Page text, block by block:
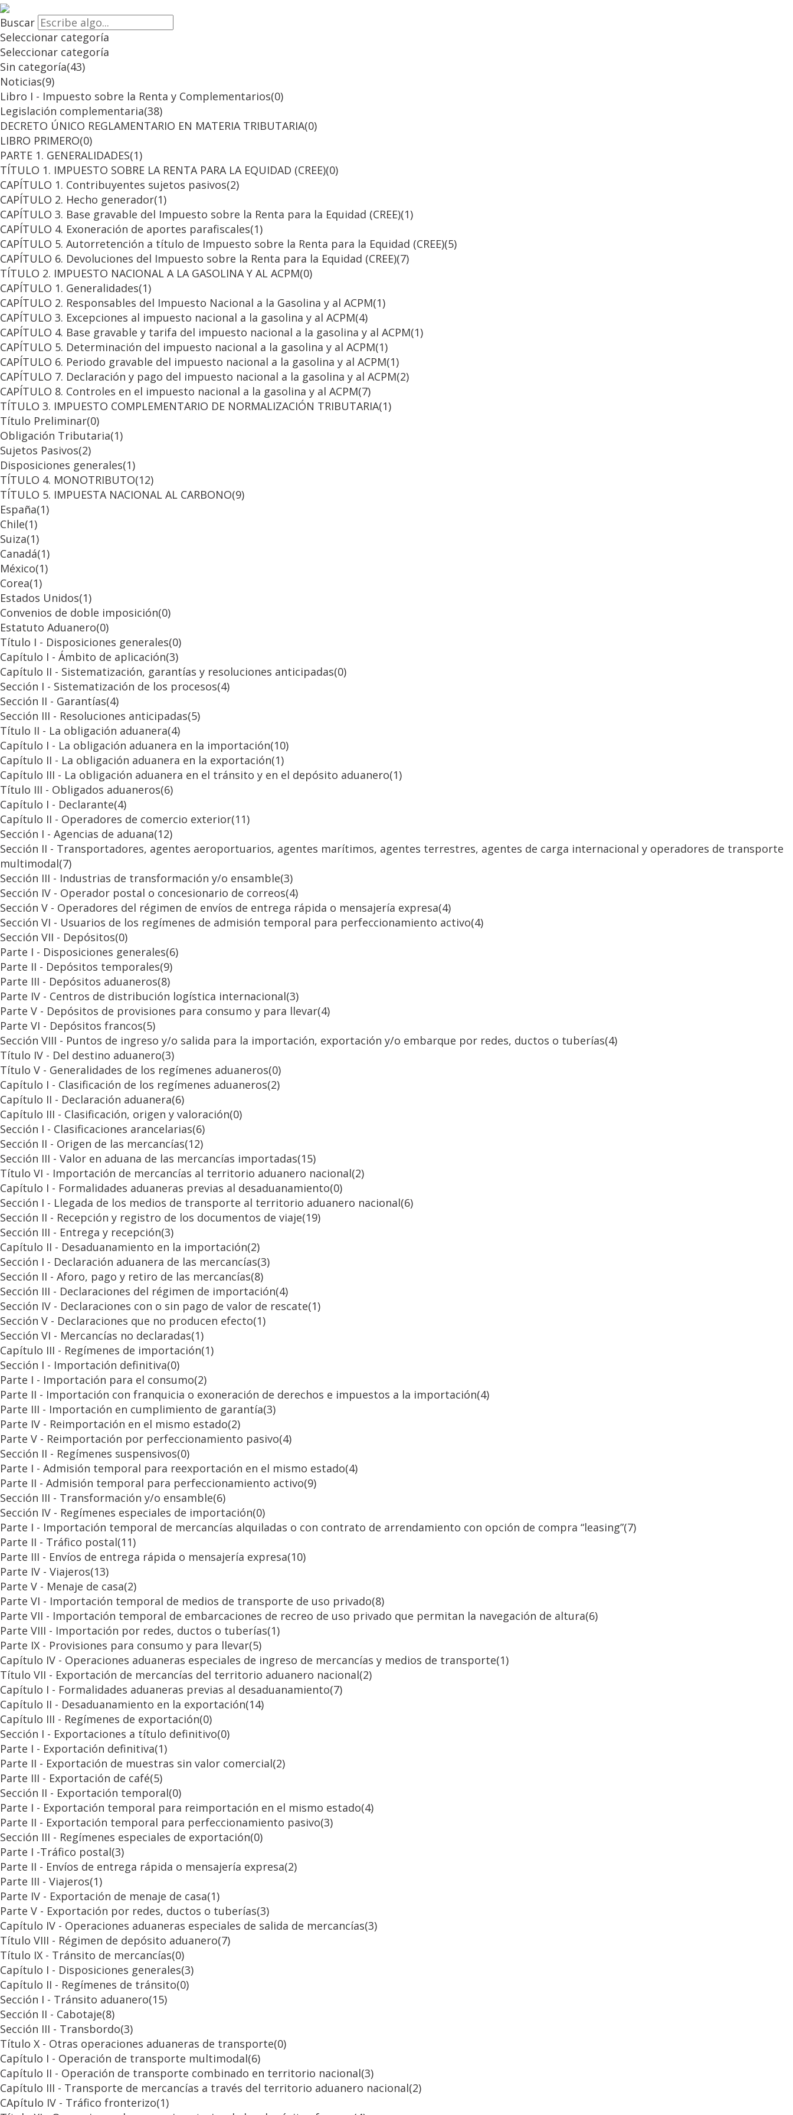
Buscar
Seleccionar categoría
Seleccionar categoría
Sin categoría(43)
Noticias(9)
Libro I - Impuesto sobre la Renta y Complementarios(0)
Legislación complementaria(38)
DECRETO ÚNICO REGLAMENTARIO EN MATERIA TRIBUTARIA(0)
LIBRO PRIMERO(0)
PARTE 1. GENERALIDADES(1)
TÍTULO 1. IMPUESTO SOBRE LA RENTA PARA LA EQUIDAD (CREE)(0)
CAPÍTULO 1. Contribuyentes sujetos pasivos(2)
CAPÍTULO 2. Hecho generador(1)
CAPÍTULO 3. Base gravable del Impuesto sobre la Renta para la Equidad (CREE)(1)
CAPÍTULO 4. Exoneración de aportes parafiscales(1)
CAPÍTULO 5. Autorretención a título de Impuesto sobre la Renta para la Equidad (CREE)(5)
CAPÍTULO 6. Devoluciones del Impuesto sobre la Renta para la Equidad (CREE)(7)
TÍTULO 2. IMPUESTO NACIONAL A LA GASOLINA Y AL ACPM(0)
CAPÍTULO 1. Generalidades(1)
CAPÍTULO 2. Responsables del Impuesto Nacional a la Gasolina y al ACPM(1)
CAPÍTULO 3. Excepciones al impuesto nacional a la gasolina y al ACPM(4)
CAPÍTULO 4. Base gravable y tarifa del impuesto nacional a la gasolina y al ACPM(1)
CAPÍTULO 5. Determinación del impuesto nacional a la gasolina y al ACPM(1)
CAPÍTULO 6. Periodo gravable del impuesto nacional a la gasolina y al ACPM(1)
CAPÍTULO 7. Declaración y pago del impuesto nacional a la gasolina y al ACPM(2)
CAPÍTULO 8. Controles en el impuesto nacional a la gasolina y al ACPM(7)
TÍTULO 3. IMPUESTO COMPLEMENTARIO DE NORMALIZACIÓN TRIBUTARIA(1)
Título Preliminar(0)
Obligación Tributaria(1)
Sujetos Pasivos(2)
Disposiciones generales(1)
TÍTULO 4. MONOTRIBUTO(12)
TÍTULO 5. IMPUESTA NACIONAL AL CARBONO(9)
España(1)
Chile(1)
Suiza(1)
Canadá(1)
México(1)
Corea(1)
Estados Unidos(1)
Convenios de doble imposición(0)
Estatuto Aduanero(0)
Título I - Disposiciones generales(0)
Capítulo I - Ámbito de aplicación(3)
Capítulo II - Sistematización, garantías y resoluciones anticipadas(0)
Sección I - Sistematización de los procesos(4)
Sección II - Garantías(4)
Sección III - Resoluciones anticipadas(5)
Título II - La obligación aduanera(4)
Capítulo I - La obligación aduanera en la importación(10)
Capítulo II - La obligación aduanera en la exportación(1)
Capítulo III - La obligación aduanera en el tránsito y en el depósito aduanero(1)
Título III - Obligados aduaneros(6)
Capítulo I - Declarante(4)
Capítulo II - Operadores de comercio exterior(11)
Sección I - Agencias de aduana(12)
Sección II - Transportadores, agentes aeroportuarios, agentes marítimos, agentes terrestres, agentes de carga internacional y operadores de transporte
multimodal(7)
Sección III - Industrias de transformación y/o ensamble(3)
Sección IV - Operador postal o concesionario de correos(4)
Sección V - Operadores del régimen de envíos de entrega rápida o mensajería expresa(4)
Sección VI - Usuarios de los regímenes de admisión temporal para perfeccionamiento activo(4)
Sección VII - Depósitos(0)
Parte I - Disposiciones generales(6)
Parte II - Depósitos temporales(9)
Parte III - Depósitos aduaneros(8)
Parte IV - Centros de distribución logística internacional(3)
Parte V - Depósitos de provisiones para consumo y para llevar(4)
Parte VI - Depósitos francos(5)
Sección VIII - Puntos de ingreso y/o salida para la importación, exportación y/o embarque por redes, ductos o tuberías(4)
Título IV - Del destino aduanero(3)
Título V - Generalidades de los regímenes aduaneros(0)
Capítulo I - Clasificación de los regímenes aduaneros(2)
Capítulo II - Declaración aduanera(6)
Capítulo III - Clasificación, origen y valoración(0)
Sección I - Clasificaciones arancelarias(6)
Sección II - Origen de las mercancías(12)
Sección III - Valor en aduana de las mercancías importadas(15)
Título VI - Importación de mercancías al territorio aduanero nacional(2)
Capítulo I - Formalidades aduaneras previas al desaduanamiento(0)
Sección I - Llegada de los medios de transporte al territorio aduanero nacional(6)
Sección II - Recepción y registro de los documentos de viaje(19)
Sección III - Entrega y recepción(3)
Capítulo II - Desaduanamiento en la importación(2)
Sección I - Declaración aduanera de las mercancías(3)
Sección II - Aforo, pago y retiro de las mercancías(8)
Sección III - Declaraciones del régimen de importación(4)
Sección IV - Declaraciones con o sin pago de valor de rescate(1)
Sección V - Declaraciones que no producen efecto(1)
Sección VI - Mercancías no declaradas(1)
Capítulo III - Regímenes de importación(1)
Sección I - Importación definitiva(0)
Parte I - Importación para el consumo(2)
Parte II - Importación con franquicia o exoneración de derechos e impuestos a la importación(4)
Parte III - Importación en cumplimiento de garantía(3)
Parte IV - Reimportación en el mismo estado(2)
Parte V - Reimportación por perfeccionamiento pasivo(4)
Sección II - Regímenes suspensivos(0)
Parte I - Admisión temporal para reexportación en el mismo estado(4)
Parte II - Admisión temporal para perfeccionamiento activo(9)
Sección III - Transformación y/o ensamble(6)
Sección IV - Regímenes especiales de importación(0)
Parte I - Importación temporal de mercancías alquiladas o con contrato de arrendamiento con opción de compra “leasing”(7)
Parte II - Tráfico postal(11)
Parte III - Envíos de entrega rápida o mensajería expresa(10)
Parte IV - Viajeros(13)
Parte V - Menaje de casa(2)
Parte VI - Importación temporal de medios de transporte de uso privado(8)
Parte VII - Importación temporal de embarcaciones de recreo de uso privado que permitan la navegación de altura(6)
Parte VIII - Importación por redes, ductos o tuberías(1)
Parte IX - Provisiones para consumo y para llevar(5)
Capítulo IV - Operaciones aduaneras especiales de ingreso de mercancías y medios de transporte(1)
Título VII - Exportación de mercancías del territorio aduanero nacional(2)
Capítulo I - Formalidades aduaneras previas al desaduanamiento(7)
Capítulo II - Desaduanamiento en la exportación(14)
Capítulo III - Regímenes de exportación(0)
Sección I - Exportaciones a título definitivo(0)
Parte I - Exportación definitiva(1)
Parte II - Exportación de muestras sin valor comercial(2)
Parte III - Exportación de café(5)
Sección II - Exportación temporal(0)
Parte I - Exportación temporal para reimportación en el mismo estado(4)
Parte II - Exportación temporal para perfeccionamiento pasivo(3)
Sección III - Regímenes especiales de exportación(0)
Parte I -Tráfico postal(3)
Parte II - Envíos de entrega rápida o mensajería expresa(2)
Parte III - Viajeros(1)
Parte IV - Exportación de menaje de casa(1)
Parte V - Exportación por redes, ductos o tuberías(3)
Capítulo IV - Operaciones aduaneras especiales de salida de mercancías(3)
Título VIII - Régimen de depósito aduanero(7)
Título IX - Tránsito de mercancías(0)
Capítulo I - Disposiciones generales(3)
Capítulo II - Regímenes de tránsito(0)
Sección I - Tránsito aduanero(15)
Sección II - Cabotaje(8)
Sección III - Transbordo(3)
Título X - Otras operaciones aduaneras de transporte(0)
Capítulo I - Operación de transporte multimodal(6)
Capítulo II - Operación de transporte combinado en territorio nacional(3)
Capítulo III - Transporte de mercancías a través del territorio aduanero nacional(2)
CApítulo IV - Tráfico fronterizo(1)